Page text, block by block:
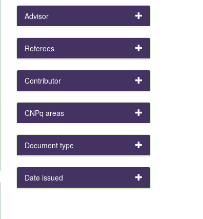
Advisor
Referees
Contributor
CNPq areas
Document type
Date issued